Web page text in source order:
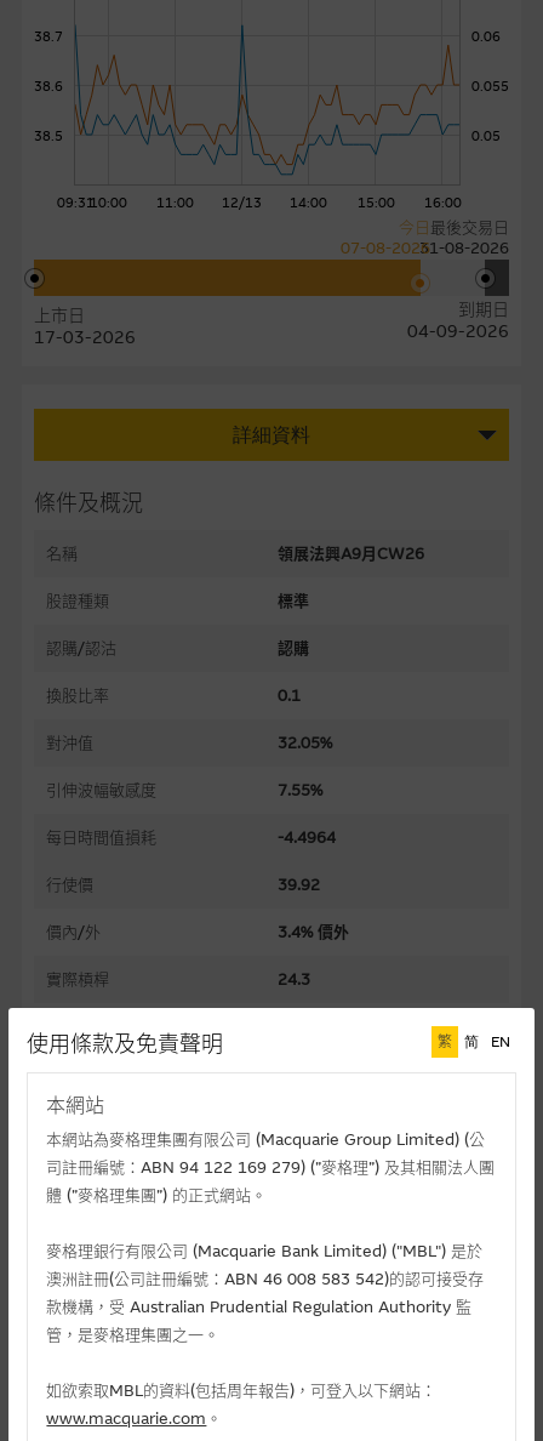
09:3110:00 11:00 12/13 14:00 15:00 16:00
0.05
0.055
0.06
38.5
38.6
38.7
上市日
17-03-2026
今日
07-08-2026
最後交易日
31-08-2026
到期日
04-09-2026
詳細資料
條件及概況
名稱 領展法興A9月CW26
股證種類 標準
認購/認沽 認購
換股比率 0.1
對沖值 32.05%
引伸波幅敏感度 7.55%
每日時間值損耗 -4.4964
行使價 39.92
價內/外 3.4% 價外
實際槓桿 24.3
槓桿比率 75.7
溢價
引伸波幅 23.64%
上市日(日-月-年) 17/03/2026
最後交易日(日-月-年) 31/08/2026
每手(份) 1,000
使用條款及免責聲明 繁 简 EN
本網站
本網站為麥格理集團有限公司 (Macquarie Group Limited) (公
司註冊編號：ABN 94 122 169 279) (”麥格理”) 及其相關法人團
體 (”麥格理集團”) 的正式網站。
麥格理銀行有限公司 (Macquarie Bank Limited) ("MBL") 是於
澳洲註冊(公司註冊編號：ABN 46 008 583 542)的認可接受存
款機構，受 Australian Prudential Regulation Authority 監
管，是麥格理集團之一。
如欲索取MBL的資料(包括周年報告)，可登入以下網站：
www.macquarie.com 。